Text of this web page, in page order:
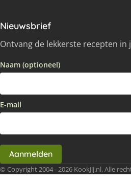
Nieuwsbrief
Ontvang de lekkerste recepten in
Naam (optioneel)
E-mail
Aanmelden
© Copyright 2004 - 2026 KookJij.nl, Alle